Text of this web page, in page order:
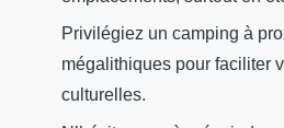
Privilégiez un camping à
mégalithiques pour faciliter
culturelles.